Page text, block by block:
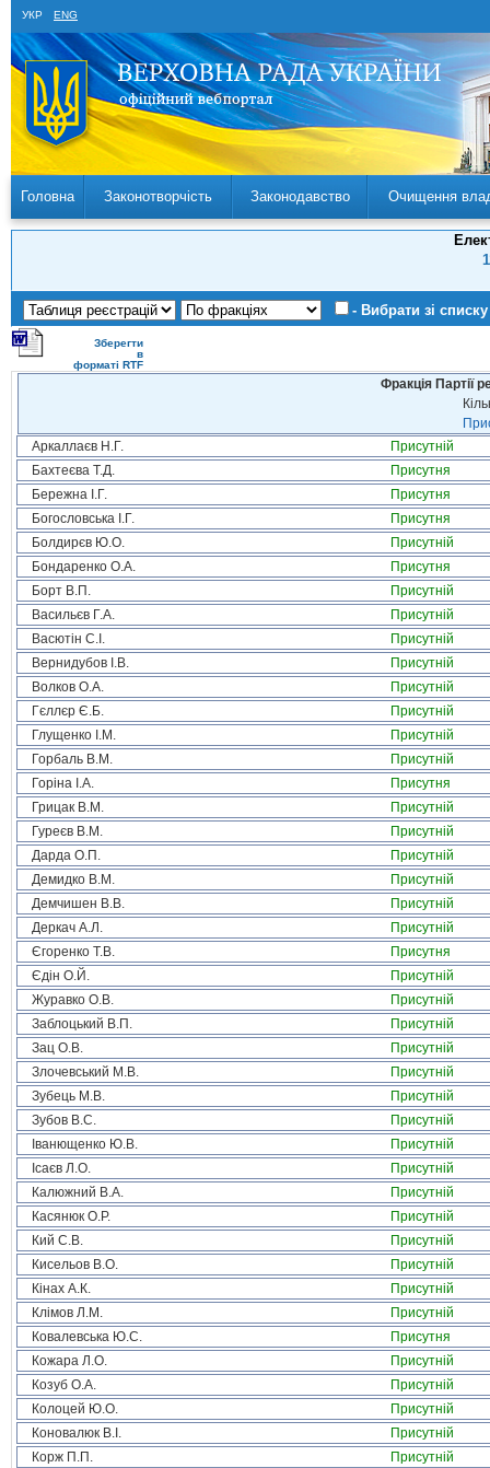
УКР ENG
Головна Законотворчість Законодавство Очищення
- Вибрати зі списку
Зберегти
в
форматі RTF
Фракція Партії
Аркаллаєв Н.Г.
Присутній
Бахтеєва Т.Д.
Присутня
Бережна І.Г.
Присутня
Богословська І.Г.
Присутня
Болдирєв Ю.О.
Присутній
Бондаренко О.А.
Присутня
Борт В.П.
Присутній
Васильєв Г.А.
Присутній
Васютін С.І.
Присутній
Вернидубов І.В.
Присутній
Волков О.А.
Присутній
Гєллєр Є.Б.
Присутній
Глущенко І.М.
Присутній
Горбаль В.М.
Присутній
Горіна І.А.
Присутня
Грицак В.М.
Присутній
Гуреєв В.М.
Присутній
Дарда О.П.
Присутній
Демидко В.М.
Присутній
Демчишен В.В.
Присутній
Деркач А.Л.
Присутній
Єгоренко Т.В.
Присутня
Єдін О.Й.
Присутній
Журавко О.В.
Присутній
Заблоцький В.П.
Присутній
Зац О.В.
Присутній
Злочевський М.В.
Присутній
Зубець М.В.
Присутній
Зубов В.С.
Присутній
Іванющенко Ю.В.
Присутній
Ісаєв Л.О.
Присутній
Калюжний В.А.
Присутній
Касянюк О.Р.
Присутній
Кий С.В.
Присутній
Кисельов В.О.
Присутній
Кінах А.К.
Присутній
Клімов Л.М.
Присутній
Ковалевська Ю.С.
Присутня
Кожара Л.О.
Присутній
Козуб О.А.
Присутній
Колоцей Ю.О.
Присутній
Коновалюк В.І.
Присутній
Корж П.П.
Присутній